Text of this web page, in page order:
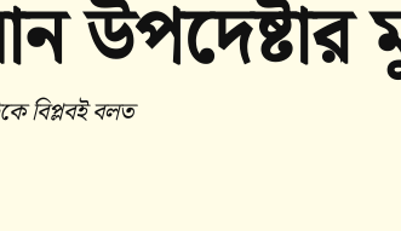
উপদেষ্টার
বিপ্লবই বলত